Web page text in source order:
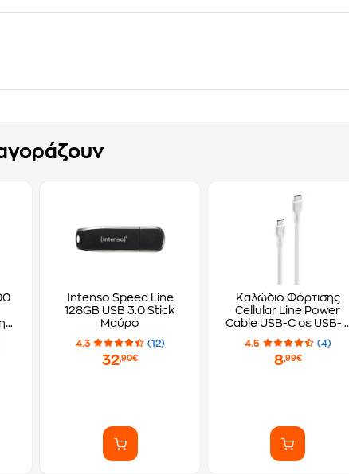
Intenso Speed Line
128GB USB 3.0 Stick
Μαύρο
4.3 (12)
32,90€
Καλώδιο Φόρτισης
Cellular Line Power
Cable USB-C σε USB-C
60cm - Λευκό
4.5 (4)
8,99€